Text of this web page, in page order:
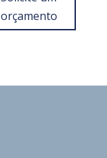
orçamento